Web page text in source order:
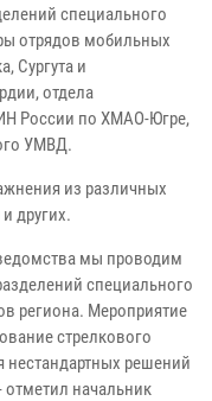
специального
отрядов мобильных
Сургута и
отдела
России по ХМАО-Югре,
УМВД.
из различных
других.
мы проводим
специального
региона. Мероприятие
стрелкового
нестандартных решений
начальник